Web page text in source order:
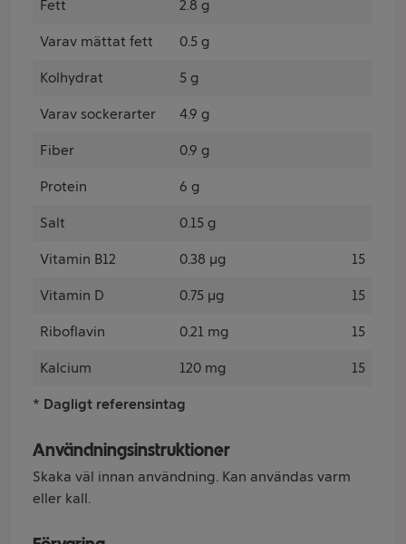
Fett 2.8 g
Varav mättat fett 0.5 g
Kolhydrat 5 g
Varav sockerarter 4.9 g
Fiber 0.9 g
Protein 6 g
Salt 0.15 g
Vitamin B12 0.38 µg 15
Vitamin D 0.75 µg 15
Riboflavin 0.21 mg 15
Kalcium 120 mg 15
* Dagligt referensintag
Användningsinstruktioner
Skaka väl innan användning. Kan användas varm
eller kall.